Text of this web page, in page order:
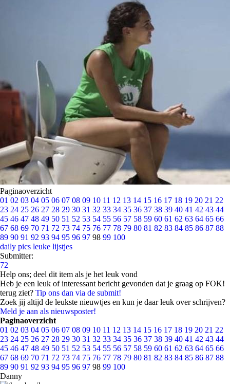
Paginaoverzicht
01 02 03 04 05 06 07 08 09 10 11 12 13 14 15 16 17 18 19 20 21 22
23 24 25 26 27 28 29 30 31 32 33 34 35 36 37 38 39 40 41 42 43 44
45 46 47 48 49 50 51 52 53 54 55 56 57 58 59 60 61 62 63 64 65 66
67 68 69 70 71 72 73 74 75 76 77 78 79 80 81 82 83 84 85 86 87 88
89 90 91 92 93 94 95 96 97 98 99 100
daily pics leuke lijstjes
Submitter:
72
Help ons; deel dit item als je het leuk vond
Heb je een leuk of interessant bericht gevonden dat je graag op FOK!
terug ziet? Tip ons dan via de submit!
Zoek jij altijd de leukste nieuwtjes en kun je daar leuk over schrijven?
Meld je aan als nieuwsposter!
Paginaoverzicht
01 02 03 04 05 06 07 08 09 10 11 12 13 14 15 16 17 18 19 20 21 22
23 24 25 26 27 28 29 30 31 32 33 34 35 36 37 38 39 40 41 42 43 44
45 46 47 48 49 50 51 52 53 54 55 56 57 58 59 60 61 62 63 64 65 66
67 68 69 70 71 72 73 74 75 76 77 78 79 80 81 82 83 84 85 86 87 88
89 90 91 92 93 94 95 96 97 98 99 100
Danny